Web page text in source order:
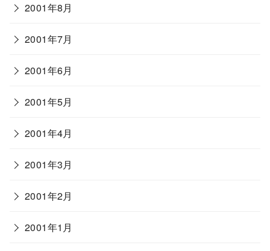
2001年8月
2001年7月
2001年6月
2001年5月
2001年4月
2001年3月
2001年2月
2001年1月